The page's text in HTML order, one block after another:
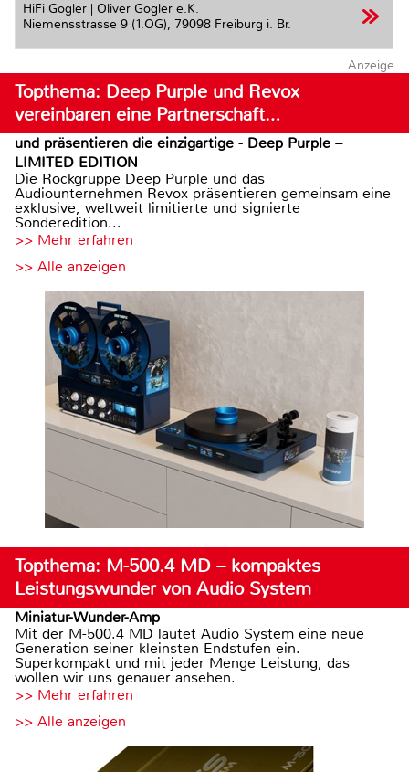
HiFi Gogler | Oliver Gogler e.K.
Niemensstrasse 9 (1.OG), 79098 Freiburg i. Br.
Anzeige
Topthema: Deep Purple und Revox
vereinbaren eine Partnerschaft…
und präsentieren die einzigartige - Deep Purple –
LIMITED EDITION
Die Rockgruppe Deep Purple und das
Audiounternehmen Revox präsentieren gemeinsam eine
exklusive, weltweit limitierte und signierte
Sonderedition...
>> Mehr erfahren
>> Alle anzeigen
Topthema: M-500.4 MD – kompaktes
Leistungswunder von Audio System
Miniatur-Wunder-Amp
Mit der M-500.4 MD läutet Audio System eine neue
Generation seiner kleinsten Endstufen ein.
Superkompakt und mit jeder Menge Leistung, das
wollen wir uns genauer ansehen.
>> Mehr erfahren
>> Alle anzeigen